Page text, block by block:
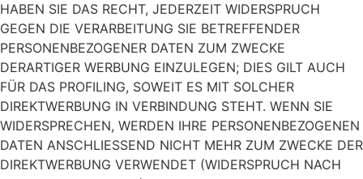
HABEN SIE DAS RECHT, JEDERZEIT WIDERSPRUCH
GEGEN DIE VERARBEITUNG SIE BETREFFENDER
PERSONENBEZOGENER DATEN ZUM ZWECKE
DERARTIGER WERBUNG EINZULEGEN; DIES GILT AUCH
FÜR DAS PROFILING, SOWEIT ES MIT SOLCHER
DIREKTWERBUNG IN VERBINDUNG STEHT. WENN SIE
WIDERSPRECHEN, WERDEN IHRE PERSONENBEZOGENEN
DATEN ANSCHLIESSEND NICHT MEHR ZUM ZWECKE DER
DIREKTWERBUNG VERWENDET (WIDERSPRUCH NACH